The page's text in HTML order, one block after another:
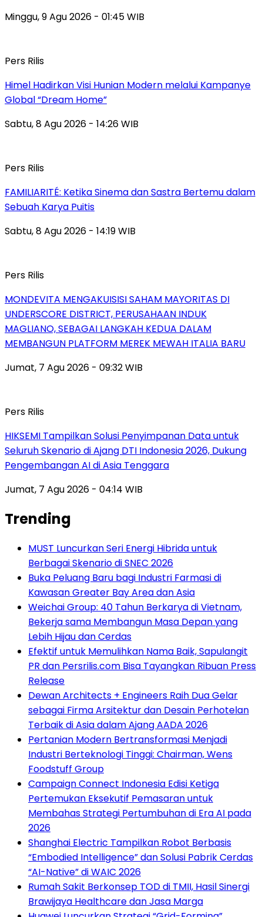
Minggu, 9 Agu 2026 - 01:45 WIB
Pers Rilis
Himel Hadirkan Visi Hunian Modern melalui Kampanye
Global “Dream Home”
Sabtu, 8 Agu 2026 - 14:26 WIB
Pers Rilis
FAMILIARITÉ: Ketika Sinema dan Sastra Bertemu dalam
Sebuah Karya Puitis
Sabtu, 8 Agu 2026 - 14:19 WIB
Pers Rilis
MONDEVITA MENGAKUISISI SAHAM MAYORITAS DI
UNDERSCORE DISTRICT, PERUSAHAAN INDUK
MAGLIANO, SEBAGAI LANGKAH KEDUA DALAM
MEMBANGUN PLATFORM MEREK MEWAH ITALIA BARU
Jumat, 7 Agu 2026 - 09:32 WIB
Pers Rilis
HIKSEMI Tampilkan Solusi Penyimpanan Data untuk
Seluruh Skenario di Ajang DTI Indonesia 2026, Dukung
Pengembangan AI di Asia Tenggara
Jumat, 7 Agu 2026 - 04:14 WIB
Trending
MUST Luncurkan Seri Energi Hibrida untuk
Berbagai Skenario di SNEC 2026
Buka Peluang Baru bagi Industri Farmasi di
Kawasan Greater Bay Area dan Asia
Weichai Group: 40 Tahun Berkarya di Vietnam,
Bekerja sama Membangun Masa Depan yang
Lebih Hijau dan Cerdas
Efektif untuk Memulihkan Nama Baik, Sapulangit
PR dan Persrilis.com Bisa Tayangkan Ribuan Press
Release
Dewan Architects + Engineers Raih Dua Gelar
sebagai Firma Arsitektur dan Desain Perhotelan
Terbaik di Asia dalam Ajang AADA 2026
Pertanian Modern Bertransformasi Menjadi
Industri Berteknologi Tinggi: Chairman, Wens
Foodstuff Group
Campaign Connect Indonesia Edisi Ketiga
Pertemukan Eksekutif Pemasaran untuk
Membahas Strategi Pertumbuhan di Era AI pada
2026
Shanghai Electric Tampilkan Robot Berbasis
“Embodied Intelligence” dan Solusi Pabrik Cerdas
“AI-Native” di WAIC 2026
Rumah Sakit Berkonsep TOD di TMII, Hasil Sinergi
Brawijaya Healthcare dan Jasa Marga